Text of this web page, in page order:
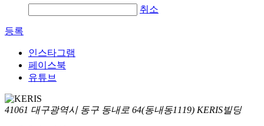
취소
등록
인스타그램
페이스북
유튜브
41061 대구광역시 동구 동내로 64(동내동1119) KERIS빌딩